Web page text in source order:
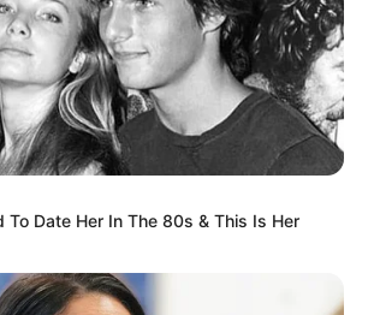
– 14 – 6 – 3 – 11 – 9 – 7 – 12
– 14 – 9 – 11 – 6 – 3 – 1 – 7
: 7 – 2 – 3 – 6 – 1 – 8 – 10 – 11
: 10 – 6 – 11 – 2 – 5 – 7 – 3 – 14
– 3 – 2 – 7 – 9 – 12 – 14 – 6
– 6 – 10 – 8 – 5 – 14 – 2 – 9
: 9 – 10 – 3 – 14 – 11 – 12 – 4 – 8
To Date Her In The 80s & This Is Her